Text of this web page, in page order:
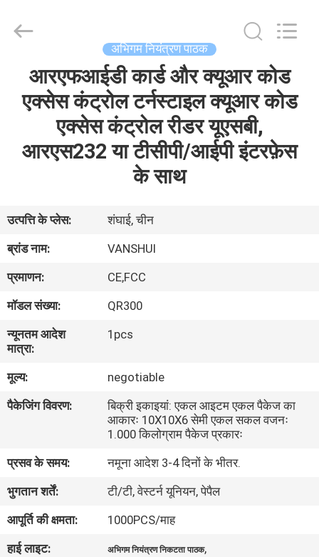
हमारे
बारे
कारखाने
का
दौरा
गुणवत्ता
संपर्क
करें
ENTERPRISE
COMPANY
Reserved.
अभिगम नियंत्रण पाठक
आरएफआईडी कार्ड और क्यूआर कोड
एक्सेस कंट्रोल टर्नस्टाइल क्यूआर कोड
एक्सेस कंट्रोल रीडर यूएसबी,
आरएस232 या टीसीपी/आईपी इंटरफ़ेस
के साथ
उत्पत्ति के प्लेस:
शंघाई, चीन
ब्रांड नाम:
VANSHUI
प्रमाणन:
CE,FCC
मॉडल संख्या:
QR300
न्यूनतम आदेश
मात्रा:
1pcs
मूल्य:
negotiable
पैकेजिंग विवरण:
बिक्री इकाइयां: एकल आइटम एकल पैकेज का
आकारः 10X10X6 सेमी एकल सकल वजनः
1.000 किलोग्राम पैकेज प्रकारः
प्रसव के समय:
नमूना आदेश 3-4 दिनों के भीतर.
भुगतान शर्तें:
टी/टी, वेस्टर्न यूनियन, पेपैल
आपूर्ति की क्षमता:
1000PCS/माह
हाई लाइट:
अभिगम नियंत्रण निकटता पाठक,